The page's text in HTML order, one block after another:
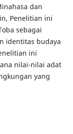
dan
Penelitian ini
sebagai
identitas budaya
ini
nilai-nilai adat
yang